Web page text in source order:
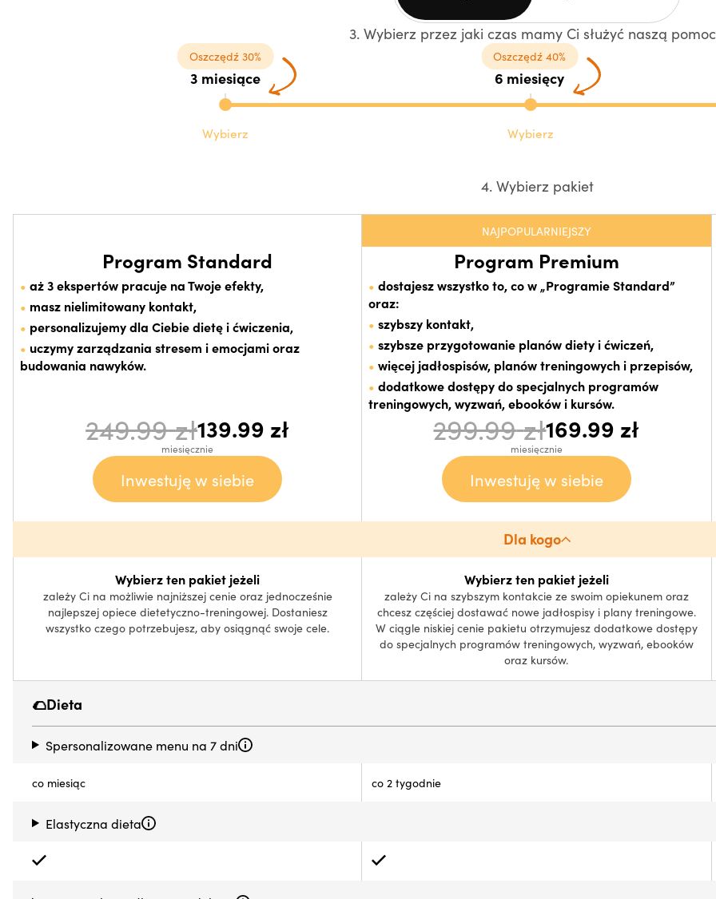
3. Wybierz przez jaki czas mamy Ci służyć naszą
Oszczędź 30%
3 miesiące
Oszczędź 40%
6 miesięcy
Wybierz Wybierz
4. Wybierz pakiet
Program Standard
aż 3 ekspertów pracuje na Twoje efekty,
masz nielimitowany kontakt,
personalizujemy dla Ciebie dietę i ćwiczenia,
uczymy zarządzania stresem i emocjami oraz
budowania nawyków.
249.99zł139.99 zł
miesięcznie
Inwestuję w siebie
NAJPOPULARNIEJSZY
Program Premium
dostajesz wszystko to, co w „Programie Standard”
oraz:
szybszy kontakt,
szybsze przygotowanie planów diety i ćwiczeń,
więcej jadłospisów, planów treningowych i przepisów,
dodatkowe dostępy do specjalnych programów
treningowych, wyzwań, ebooków i kursów.
299.99zł169.99 zł
miesięcznie
Inwestuję w siebie
Dla kogo
Wybierz ten pakiet jeżeli
zależy Ci na możliwie najniższej cenie oraz jednocześnie
najlepszej opiece dietetyczno-treningowej. Dostaniesz
wszystko czego potrzebujesz, aby osiągnąć swoje cele.
Wybierz ten pakiet jeżeli
zależy Ci na szybszym kontakcie ze swoim opiekunem oraz
chcesz częściej dostawać nowe jadłospisy i plany treningowe.
W ciągle niskiej cenie pakietu otrzymujesz dodatkowe dostępy
do specjalnych programów treningowych, wyzwań, ebooków
oraz kursów.
🌮Dieta
Spersonalizowane menu na 7 dni
co miesiąc co 2 tygodnie
Elastyczna dieta